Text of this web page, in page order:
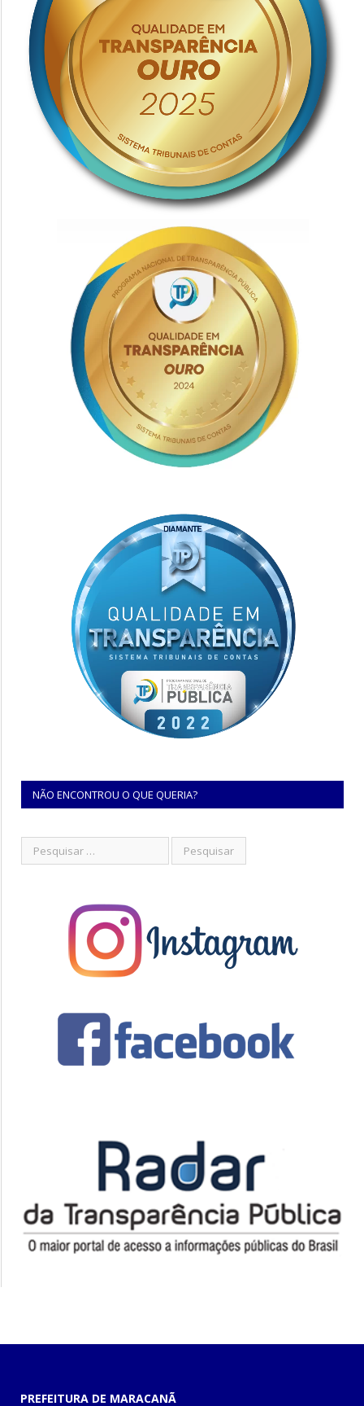
NÃO ENCONTROU O QUE QUERIA?
PREFEITURA DE MARACANÃ